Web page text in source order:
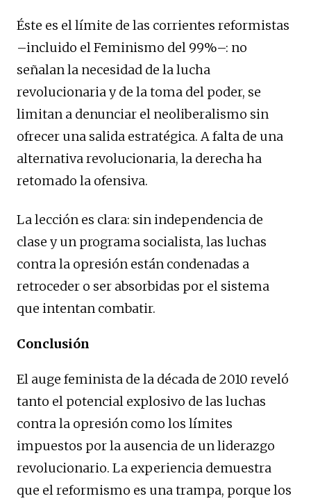
Éste es el límite de las corrientes reformistas
–incluido el Feminismo del 99%–: no
señalan la necesidad de la lucha
revolucionaria y de la toma del poder, se
limitan a denunciar el neoliberalismo sin
ofrecer una salida estratégica. A falta de una
alternativa revolucionaria, la derecha ha
retomado la ofensiva.
La lección es clara: sin independencia de
clase y un programa socialista, las luchas
contra la opresión están condenadas a
retroceder o ser absorbidas por el sistema
que intentan combatir.
Conclusión
El auge feminista de la década de 2010 reveló
tanto el potencial explosivo de las luchas
contra la opresión como los límites
impuestos por la ausencia de un liderazgo
revolucionario. La experiencia demuestra
que el reformismo es una trampa, porque los